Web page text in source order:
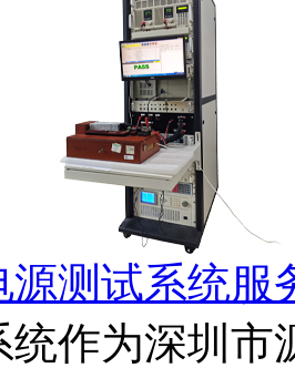
源测试系统服
统作为深圳